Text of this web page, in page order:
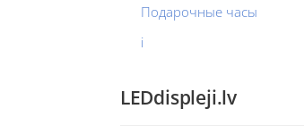
Подарочные часы
i
LEDdispleji.lv